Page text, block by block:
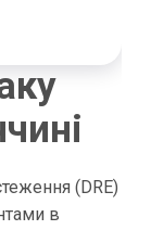
(DRE)
в